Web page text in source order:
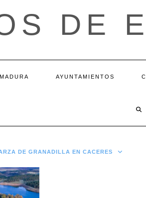
DE
AYUNTAMIENTOS
DE GRANADILLA EN CACERES